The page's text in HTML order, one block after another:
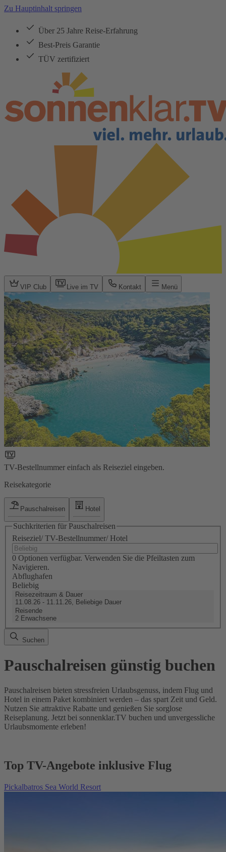
Zu Hauptinhalt springen
Über 25 Jahre Reise-Erfahrung
Best-Preis Garantie
TÜV zertifiziert
VIP Club Live im TV Kontakt Menü
TV-Bestellnummer einfach als Reiseziel eingeben.
Reisekategorie
Pauschalreisen Hotel
Suchkriterien für Pauschalreisen
Reiseziel/ TV-Bestellnummer/ Hotel
0 Optionen verfügbar. Verwenden Sie die Pfeiltasten zum
Navigieren.
Abflughafen
Beliebig
Reisezeitraum & Dauer
11.08.26 - 11.11.26, Beliebige Dauer
Reisende
2 Erwachsene
Suchen
Pauschalreisen günstig buchen
Pauschalreisen bieten stressfreien Urlaubsgenuss, indem Flug und
Hotel in einem Paket kombiniert werden – das spart Zeit und Geld.
Nutzen Sie attraktive Rabatte und genießen Sie sorglose
Reiseplanung. Jetzt bei sonnenklar.TV buchen und unvergessliche
Urlaubsmomente erleben!
Top TV-Angebote inklusive Flug
Pickalbatros Sea World Resort